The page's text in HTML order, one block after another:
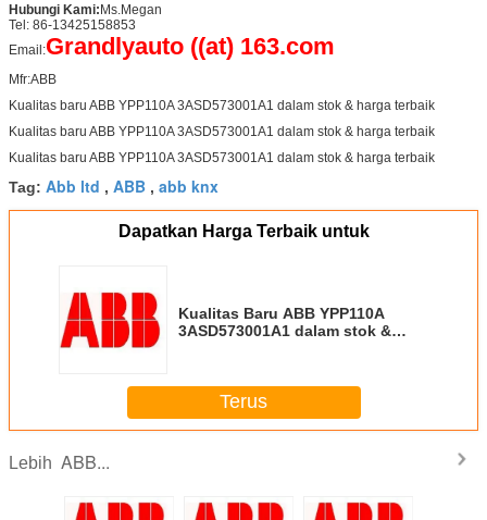
Hubungi Kami:Ms.Megan
Tel: 86-13425158853
Email:Grandlyauto ((at) 163.com
Mfr:ABB
Kualitas baru ABB YPP110A 3ASD573001A1 dalam stok & harga terbaik
Kualitas baru ABB YPP110A 3ASD573001A1 dalam stok & harga terbaik
Kualitas baru ABB YPP110A 3ASD573001A1 dalam stok & harga terbaik
Tag: Abb ltd , ABB , abb knx
Dapatkan Harga Terbaik untuk
Kualitas Baru ABB YPP110A
3ASD573001A1 dalam stok &
Terus
Lebih ABB...